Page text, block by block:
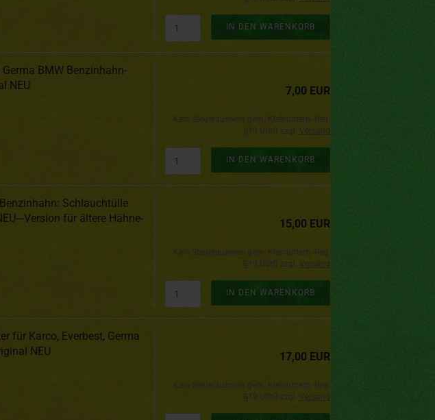
IN DEN WARENKORB
BMW Benzinhahn-
NEU
7,00 EUR
IN DEN WARENKORB
Schlauchtülle
Version für ältere Hähne-
15,00 EUR
IN DEN WARENKORB
für Karco, Everbest, Germa
NEU
17,00 EUR